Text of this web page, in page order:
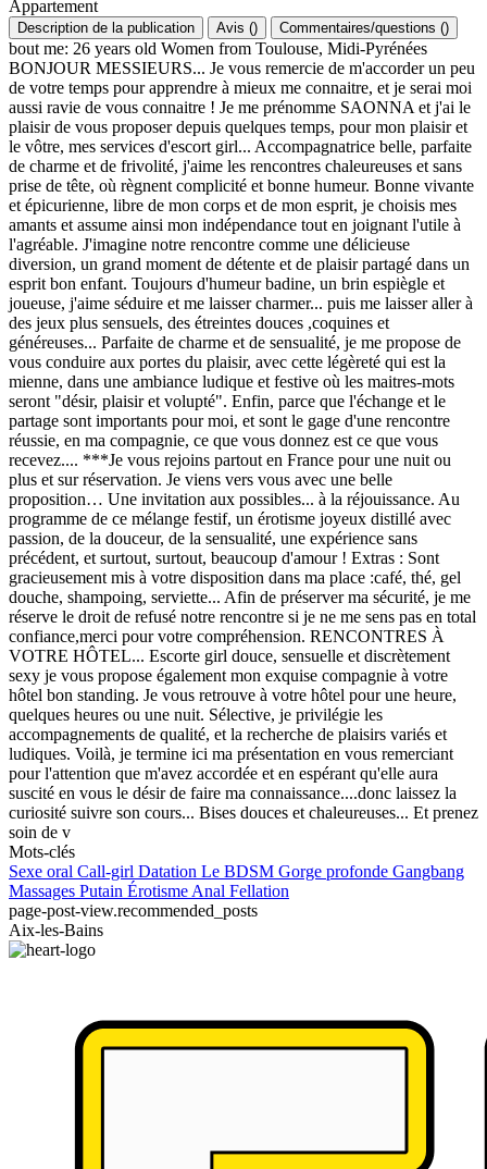
Appartement
Description de la publication Avis () Commentaires/questions ()
bout me: 26 years old Women from Toulouse, Midi-Pyrénées
BONJOUR MESSIEURS... Je vous remercie de m'accorder un peu
de votre temps pour apprendre à mieux me connaitre, et je serai moi
aussi ravie de vous connaitre ! Je me prénomme SAONNA et j'ai le
plaisir de vous proposer depuis quelques temps, pour mon plaisir et
le vôtre, mes services d'escort girl... Accompagnatrice belle, parfaite
de charme et de frivolité, j'aime les rencontres chaleureuses et sans
prise de tête, où règnent complicité et bonne humeur. Bonne vivante
et épicurienne, libre de mon corps et de mon esprit, je choisis mes
amants et assume ainsi mon indépendance tout en joignant l'utile à
l'agréable. J'imagine notre rencontre comme une délicieuse
diversion, un grand moment de détente et de plaisir partagé dans un
esprit bon enfant. Toujours d'humeur badine, un brin espiègle et
joueuse, j'aime séduire et me laisser charmer... puis me laisser aller à
des jeux plus sensuels, des étreintes douces ,coquines et
généreuses... Parfaite de charme et de sensualité, je me propose de
vous conduire aux portes du plaisir, avec cette légèreté qui est la
mienne, dans une ambiance ludique et festive où les maitres-mots
seront "désir, plaisir et volupté". Enfin, parce que l'échange et le
partage sont importants pour moi, et sont le gage d'une rencontre
réussie, en ma compagnie, ce que vous donnez est ce que vous
recevez.... ***Je vous rejoins partout en France pour une nuit ou
plus et sur réservation. Je viens vers vous avec une belle
proposition… Une invitation aux possibles... à la réjouissance. Au
programme de ce mélange festif, un érotisme joyeux distillé avec
passion, de la douceur, de la sensualité, une expérience sans
précédent, et surtout, surtout, beaucoup d'amour ! Extras : Sont
gracieusement mis à votre disposition dans ma place :café, thé, gel
douche, shampoing, serviette... Afin de préserver ma sécurité, je me
réserve le droit de refusé notre rencontre si je ne me sens pas en total
confiance,merci pour votre compréhension. RENCONTRES À
VOTRE HÔTEL... Escorte girl douce, sensuelle et discrètement
sexy je vous propose également mon exquise compagnie à votre
hôtel bon standing. Je vous retrouve à votre hôtel pour une heure,
quelques heures ou une nuit. Sélective, je privilégie les
accompagnements de qualité, et la recherche de plaisirs variés et
ludiques. Voilà, je termine ici ma présentation en vous remerciant
pour l'attention que m'avez accordée et en espérant qu'elle aura
suscité en vous le désir de faire ma connaissance....donc laissez la
curiosité suivre son cours... Bises douces et chaleureuses... Et prenez
soin de v
Mots-clés
Sexe oral Call-girl Datation Le BDSM Gorge profonde Gangbang
Massages Putain Érotisme Anal Fellation
page-post-view.recommended_posts
Aix-les-Bains